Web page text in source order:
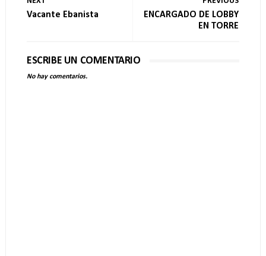
Vacante Ebanista
ENCARGADO DE LOBBY
EN TORRE
ESCRIBE UN COMENTARIO
No hay comentarios.